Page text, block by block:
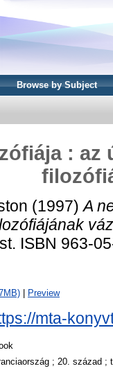
Browse by Subject
: az
(1997)A
ISBN 963-
Preview
mta-
; 20. század ;